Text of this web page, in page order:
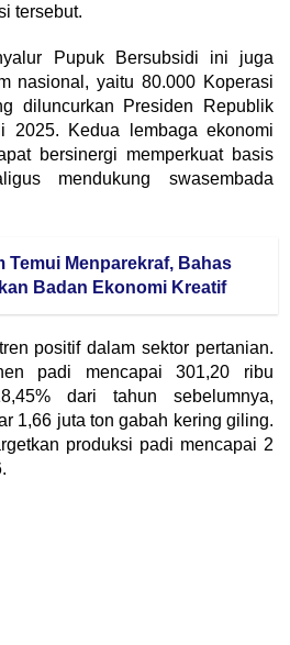
tersebut.
Pupuk Bersubsidi ini juga
nasional, yaitu 80.000 Koperasi
diluncurkan Presiden Republik
2025. Kedua lembaga ekonomi
bersinergi memperkuat basis
mendukung swasembada
Temui Menparekraf, Bahas
Badan Ekonomi Kreatif
positif dalam sektor pertanian.
padi mencapai 301,20 ribu
dari tahun sebelumnya,
1,66 juta ton gabah kering giling.
produksi padi mencapai 2